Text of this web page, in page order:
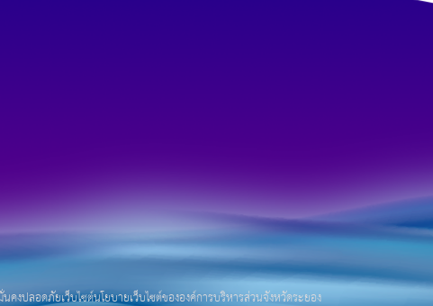
คงปลอดภัยเว็บไซต์นโยบายเว็บไซต์ขององค์การบริหารส่วนจังหวัดระยอง